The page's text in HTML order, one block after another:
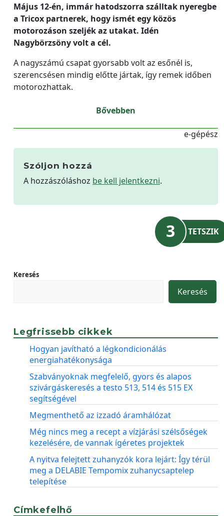
Május 12-én, immár hatodszorra szálltak nyeregbe
a Tricox partnerek, hogy ismét egy közös
motorozáson szeljék az utakat. Idén
Nagybörzsöny volt a cél.
A nagyszámú csapat gyorsabb volt az esőnél is,
szerencsésen mindig előtte jártak, így remek időben
motorozhattak.
Bővebben
e-gépész
Szóljon hozzá
A hozzászóláshoz be kell jelentkezni.
3 TETSZIK
Keresés
Keresés
Legfrissebb cikkek
Hogyan javítható a légkondicionálás
energiahatékonysága
Szabványoknak megfelelő, gyors és alapos
szivárgáskeresés a testo 513, 514 és 515 EX
segítségével
Megmenthető az izzadó áramhálózat
Még nincs meg a recept a vízjárási szélsőségek
kezelésére, de vannak ígéretes projektek
A nyitva felejtett zuhanyzók kora lejárt: Így térül
meg a DELABIE Tempomix zuhanycsaptelep
telepítése
Címkefelhő